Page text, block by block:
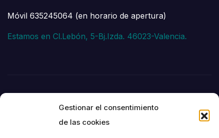
Gestionar el consentimiento
de las cookies
Móvil 635245064 (en horario de apertura)
Estamos en Cl.Lebón, 5-Bj.Izda. 46023-Valencia.